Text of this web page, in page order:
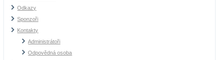
Odkazy
Sponzoři
Kontakty
Administrátoři
Odpovědná osoba